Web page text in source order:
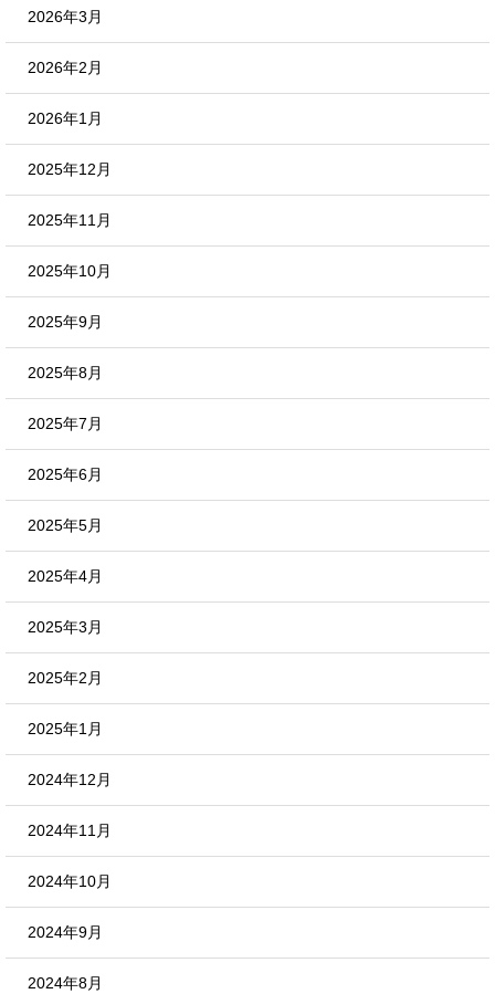
2026年3月
2026年2月
2026年1月
2025年12月
2025年11月
2025年10月
2025年9月
2025年8月
2025年7月
2025年6月
2025年5月
2025年4月
2025年3月
2025年2月
2025年1月
2024年12月
2024年11月
2024年10月
2024年9月
2024年8月